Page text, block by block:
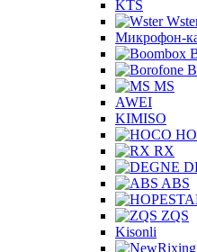
KTS
Микрофон-
MS
AWEI
KIMISO
RX
ABS
ZQS
Kisonli